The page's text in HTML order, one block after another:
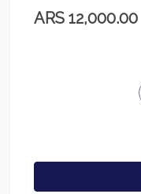
ARS 12,000.00